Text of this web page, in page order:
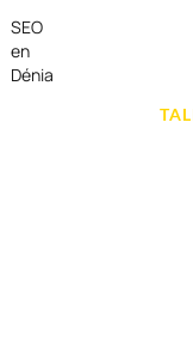
SEO
en
Dénia